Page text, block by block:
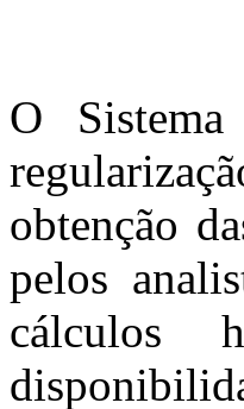
O
obtenção
pelos
cálculos